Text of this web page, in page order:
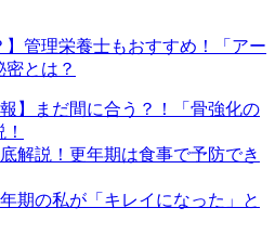
】管理栄養士もおすすめ！「アー
とは？
】まだ間に合う？！「骨強化の
解説！更年期は食事で予防でき
期の私が「キレイになった」と